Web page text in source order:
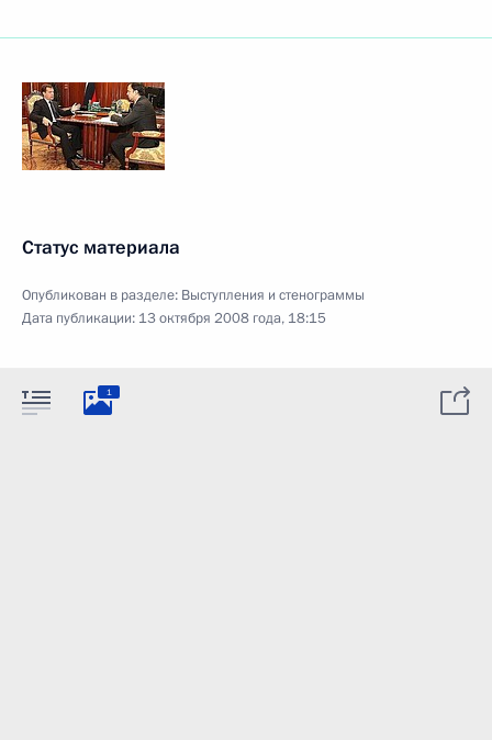
Статус материала
Опубликован в разделе: Выступления и стенограммы
Дата публикации: 13 октября 2008 года, 18:15
1